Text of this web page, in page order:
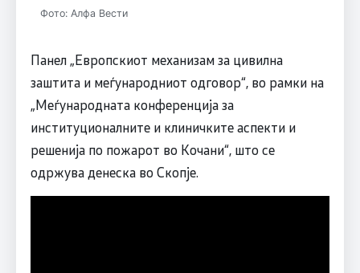
Фото: Алфа Вести
Панел „Европскиот механизам за цивилна
заштита и меѓународниот одговор“, во рамки на
„Меѓународната конференција за
институционалните и клиничките аспекти и
решенија по пожарот во Кочани“, што се
одржува денеска во Скопје.